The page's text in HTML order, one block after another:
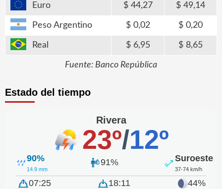
Euro 44,27 49,14
Peso Argentino 0,02 0,20
Real 6,95 8,65
Fuente: Banco República
Estado del tiempo
Rivera
23º/12º
90%
14.9 mm
91% Suroeste
37-74 km/h
07:25 18:11 44%